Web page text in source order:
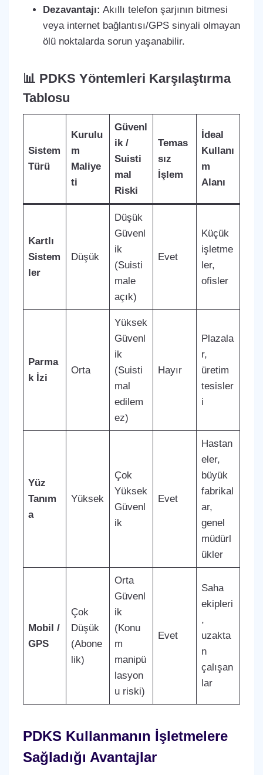
Dezavantajı: Akıllı telefon şarjının bitmesi
veya internet bağlantısı/GPS sinyali olmayan
ölü noktalarda sorun yaşanabilir.
📊 PDKS Yöntemleri Karşılaştırma
Tablosu
Sistem
Türü
Kurulu
m
Maliye
ti
Güvenl
ik /
Suisti
mal
Riski
Temas
sız
İşlem
İdeal
Kullanı
m
Alanı
Kartlı
Sistem
ler
Düşük
Düşük
Güvenl
ik
(Suisti
male
açık)
Evet
Küçük
işletme
ler,
ofisler
Parma
k İzi
Orta
Yüksek
Güvenl
ik
(Suisti
mal
edilem
ez)
Hayır
Plazala
r,
üretim
tesisler
i
Yüz
Tanım
a
Yüksek
Çok
Yüksek
Güvenl
ik
Evet
Hastan
eler,
büyük
fabrikal
ar,
genel
müdürl
ükler
Mobil /
GPS
Çok
Düşük
(Abone
lik)
Orta
Güvenl
ik
(Konu
m
manipü
lasyon
u riski)
Evet
Saha
ekipleri
,
uzakta
n
çalışan
lar
PDKS Kullanmanın İşletmelere
Sağladığı Avantajlar